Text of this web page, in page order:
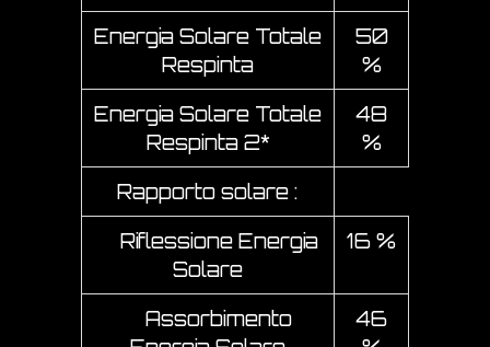
Energia Solare Totale
Respinta
50
%
Energia Solare Totale
Respinta 2*
48
%
Rapporto solare :
Riflessione Energia
Solare
16 %
Assorbimento
46